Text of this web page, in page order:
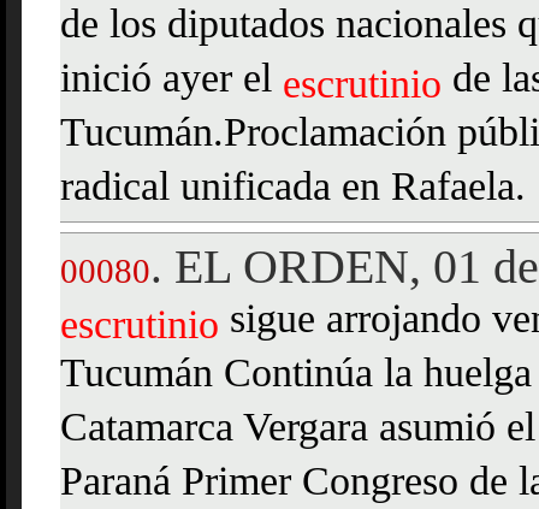
de los diputados nacionales
inició ayer el escrutinio de
Tucumán.Proclamación
radical unificada en Rafaela.
00080. EL ORDEN, 01
escrutinio sigue arrojando
Tucumán Continúa la
Catamarca Vergara asumió
Paraná Primer Congreso de